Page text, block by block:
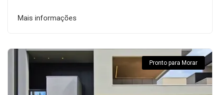
Mais informações
Pronto para Morar